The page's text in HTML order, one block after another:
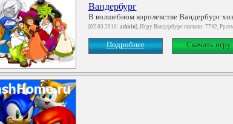
Вандербург
В волшебном королевстве Вандербург
[02.03.2010: admin], Игру Вандербург скачали: 7742,
Подробнее Скачать игру